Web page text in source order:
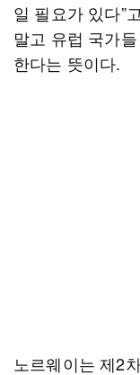
일 필요가 있다”
말고 유럽 국가
한다는 뜻이다.
노르웨이는 제2